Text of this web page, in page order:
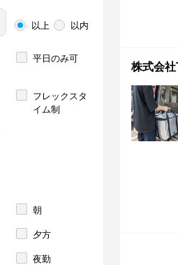
以上 以内
平日のみ可
フレックスタ
イム制
朝
夕方
夜勤
株式会